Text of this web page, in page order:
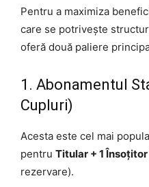
Pentru a maximiza
care se potrivește
oferă două paliere
1. Abonamentul
Cupluri)
Acesta este cel mai
pentru Titular + 1 Însoțitor
rezervare).